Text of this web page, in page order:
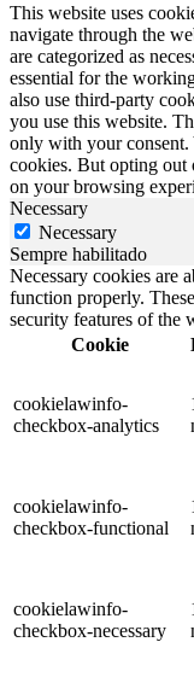
This website uses
navigate through the
are categorized as
essential for the
also use third-party
you use this website.
only with your consent.
cookies. But opting out
on your browsing
Necessary
Necessary
Sempre habilitado
Necessary cookies are
function properly.
security features of the
Cookie
cookielawinfo-
checkbox-analytics
cookielawinfo-
checkbox-functional
cookielawinfo-
checkbox-necessary